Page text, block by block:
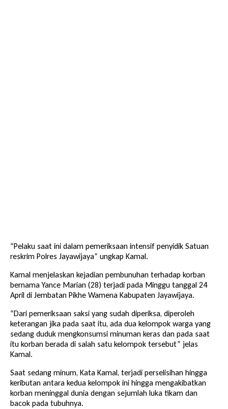
“Pelaku saat ini dalam pemeriksaan intensif penyidik Satuan
reskrim Polres Jayawijaya” ungkap Kamal.
Kamal menjelaskan kejadian pembunuhan terhadap korban
bernama Yance Marian (28) terjadi pada Minggu tanggal 24
April di Jembatan Pikhe Wamena Kabupaten Jayawijaya.
“Dari pemeriksaan saksi yang sudah diperiksa, diperoleh
keterangan jika pada saat itu, ada dua kelompok warga yang
sedang duduk mengkonsumsi minuman keras dan pada saat
itu korban berada di salah satu kelompok tersebut” jelas
Kamal.
Saat sedang minum, Kata Kamal, terjadi perselisihan hingga
keributan antara kedua kelompok ini hingga mengakibatkan
korban meninggal dunia dengan sejumlah luka tikam dan
bacok pada tubuhnya.